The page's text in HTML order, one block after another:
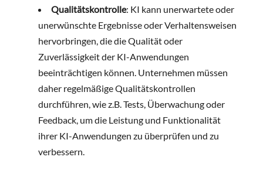
Qualitätskontrolle: KI kann unerwartete oder
unerwünschte Ergebnisse oder Verhaltensweisen
hervorbringen, die die Qualität oder
Zuverlässigkeit der KI-Anwendungen
beeinträchtigen können. Unternehmen müssen
daher regelmäßige Qualitätskontrollen
durchführen, wie z.B. Tests, Überwachung oder
Feedback, um die Leistung und Funktionalität
ihrer KI-Anwendungen zu überprüfen und zu
verbessern.